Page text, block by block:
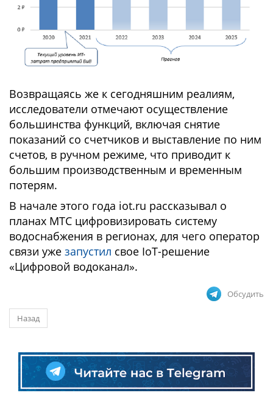
Возвращаясь же к сегодняшним реалиям,
исследователи отмечают осуществление
большинства функций, включая снятие
показаний со счетчиков и выставление по ним
счетов, в ручном режиме, что приводит к
большим производственным и временным
потерям.
В начале этого года iot.ru рассказывал о
планах МТС цифровизировать систему
водоснабжения в регионах, для чего оператор
связи уже запустил свое IoT-решение
«Цифровой водоканал».
Обсудить
Назад